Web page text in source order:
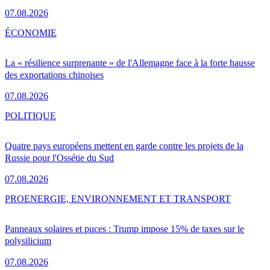
07.08.2026
La « résilience surprenante » de l'Allemagne face à la forte hausse
des exportations chinoises
07.08.2026
ÉCONOMIE
Quatre pays européens mettent en garde contre les projets de la
Russie pour l'Ossétie du Sud
07.08.2026
POLITIQUE
Panneaux solaires et puces : Trump impose 15% de taxes sur le
polysilicium
07.08.2026
PROENERGIE, ENVIRONNEMENT ET TRANSPORT